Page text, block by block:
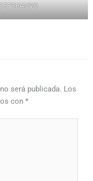
será publicada. Los
con *